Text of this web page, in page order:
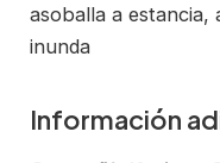
asoballa a estancia,
inunda
Información